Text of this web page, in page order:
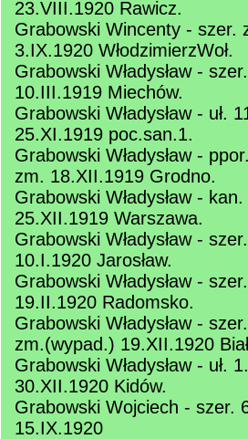
23.VIII.1920 Rawicz.
Grabowski Wincenty - szer.
3.IX.1920 WłodzimierzWoł.
Grabowski Władysław -
10.III.1919 Miechów.
Grabowski Władysław - uł.
25.XI.1919 poc.san.1.
Grabowski Władysław -
zm. 18.XII.1919 Grodno.
Grabowski Władysław -
25.XII.1919 Warszawa.
Grabowski Władysław -
10.I.1920 Jarosław.
Grabowski Władysław -
19.II.1920 Radomsko.
Grabowski Władysław -
zm.(wypad.) 19.XII.1920
Grabowski Władysław - uł.
30.XII.1920 Kidów.
Grabowski Wojciech - szer.
15.IX.1920